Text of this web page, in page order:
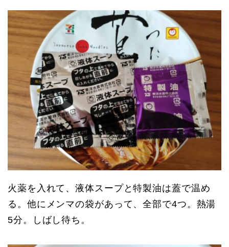
火薬を入れて、液体スープと特製油は蓋で温め
る。他にメンマの袋があって、全部で4つ。熱湯
5分。しばし待ち。